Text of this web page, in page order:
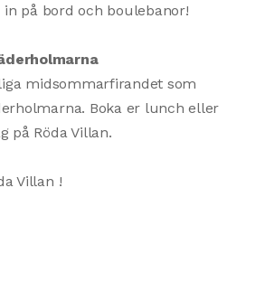
på bord och boulebanor!
midsommarfirandet som
Boka er lunch eller
på Röda Villan.
Villan !